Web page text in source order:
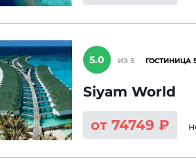
5.0 ИЗ 5 ГОСТИНИЦА
Siyam World
от 74749 ₽